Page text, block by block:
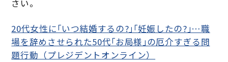
さい。
20代女性に｢いつ結婚するの?｣｢妊娠したの?｣…職
場を辞めさせられた50代｢お局様｣の厄介すぎる問
題行動（プレジデントオンライン）